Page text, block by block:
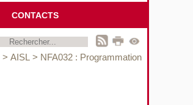
CONTACTS
> AISL > NFA032 : Programmation